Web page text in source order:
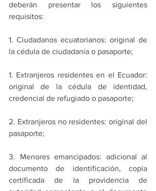
deberán presentar los siguientes
requisitos:
1. Ciudadanos ecuatorianos: original de
la cédula de ciudadanía o pasaporte;
1. Extranjeros residentes en el Ecuador:
original de la cédula de identidad,
credencial de refugiado o pasaporte;
2. Extranjeros no residentes: original del
pasaporte;
3. Menores emancipados: adicional al
documento de identificación, copia
certificada de la providencia de